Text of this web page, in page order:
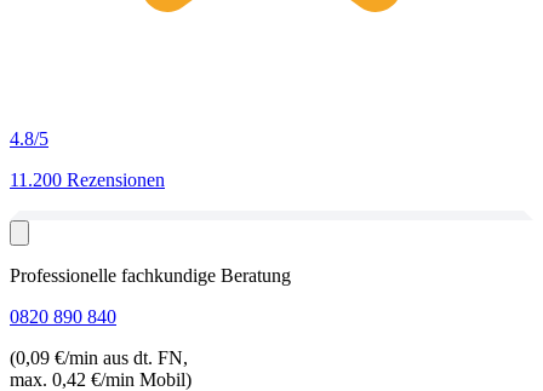
4.8/5
11.200 Rezensionen
Professionelle fachkundige Beratung
0820 890 840
(0,09 €/min aus dt. FN,
max. 0,42 €/min Mobil)